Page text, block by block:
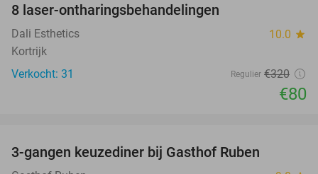
8 laser-ontharingsbehandelingen
Dali Esthetics 10.0 star
Kortrijk
Verkocht: 31
Regulier €320
€80
3-gangen keuzediner bij Gasthof Ruben